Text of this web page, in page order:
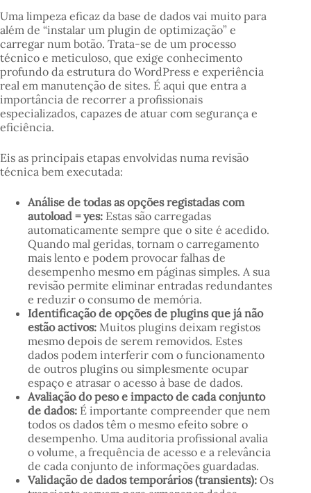
Uma limpeza eficaz da base de dados vai muito para
além de “instalar um plugin de optimização” e
carregar num botão. Trata-se de um processo
técnico e meticuloso, que exige conhecimento
profundo da estrutura do WordPress e experiência
real em manutenção de sites. É aqui que entra a
importância de recorrer a profissionais
especializados, capazes de atuar com segurança e
eficiência.
Eis as principais etapas envolvidas numa revisão
técnica bem executada:
Análise de todas as opções registadas com
autoload = yes: Estas são carregadas
automaticamente sempre que o site é acedido.
Quando mal geridas, tornam o carregamento
mais lento e podem provocar falhas de
desempenho mesmo em páginas simples. A sua
revisão permite eliminar entradas redundantes
e reduzir o consumo de memória.
Identificação de opções de plugins que já não
estão activos: Muitos plugins deixam registos
mesmo depois de serem removidos. Estes
dados podem interferir com o funcionamento
de outros plugins ou simplesmente ocupar
espaço e atrasar o acesso à base de dados.
Avaliação do peso e impacto de cada conjunto
de dados: É importante compreender que nem
todos os dados têm o mesmo efeito sobre o
desempenho. Uma auditoria profissional avalia
o volume, a frequência de acesso e a relevância
de cada conjunto de informações guardadas.
Validação de dados temporários (transients): Os